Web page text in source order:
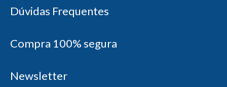
Dúvidas Frequentes
Compra 100% segura
Newsletter